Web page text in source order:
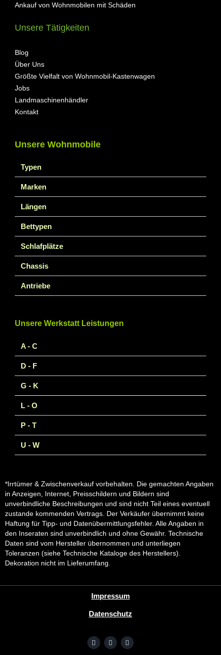
Ankauf von Wohnmobilen mit Schäden
Unsere Tätigkeiten
Blog
Über Uns
Größte Vielfalt von Wohnmobil-Kastenwagen
Jobs
Landmaschinenhändler
Kontakt
Unsere Wohnmobile
Typen
Marken
Längen
Bettypen
Schlafplätze
Chassis
Antriebe
Unsere Werkstatt Leistungen
A - C
D - F
G - K
L - O
P - T
U - W
*Irrtümer & Zwischenverkauf vorbehalten. Die gemachten Angaben
in Anzeigen, Internet, Preisschildern und Bildern sind
unverbindliche Beschreibungen und sind nicht Teil eines eventuell
zustande kommenden Vertrags. Der Verkäufer übernimmt keine
Haftung für Tipp- und Datenübermittlungsfehler. Alle Angaben in
den Inseraten sind unverbindlich und ohne Gewähr. Technische
Daten sind vom Hersteller übernommen und unterliegen
Toleranzen (siehe Technische Kataloge des Herstellers).
Dekoration nicht im Lieferumfang.
Impressum
Datenschutz